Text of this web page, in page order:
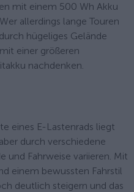
mit einem 500 Wh Akku
allerdings lange Touren
hügeliges Gelände
einer größeren
nachdenken.
eines E-Lastenrads liegt
durch verschiedene
und Fahrweise variieren. Mit
einem bewussten Fahrstil
deutlich steigern und das